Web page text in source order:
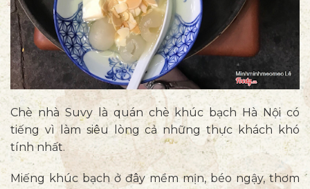
Chè nhà Suvy là quán chè khúc bạch Hà Nội có
tiếng vì làm siêu lòng cả những thực khách khó
tính nhất.
Miếng khúc bạch ở đây mềm mịn, béo ngậy, thơm